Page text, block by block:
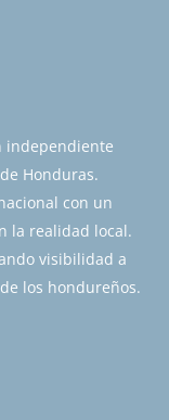
independiente
Honduras.
con un
la realidad local.
visibilidad a
los hondureños.